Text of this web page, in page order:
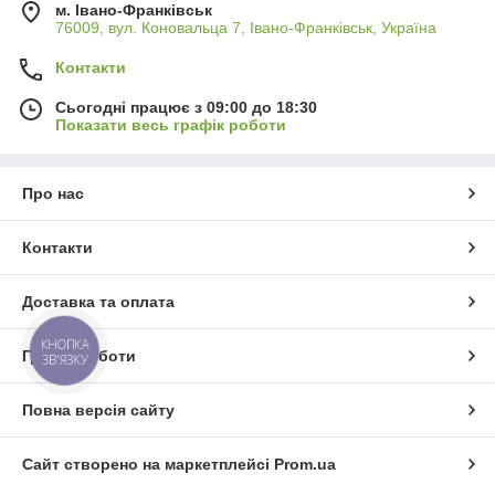
м. Івано-Франківськ
76009, вул. Коновальца 7, Івано-Франківськ, Україна
Контакти
Сьогодні працює з 09:00 до 18:30
Показати весь графік роботи
Про нас
Контакти
Доставка та оплата
Графік роботи
Повна версія сайту
Сайт створено на маркетплейсі Prom.ua
КНОПКА
ЗВ'ЯЗКУ